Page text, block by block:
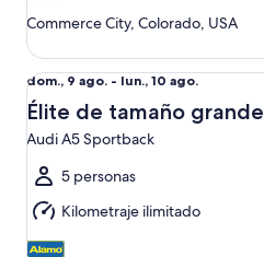
Commerce City, Colorado, USA
Del
dom.,
9
ago.
al
lun.,
10
ago.
dom., 9 ago. - lun., 10 ago.
Élite de tamaño
Audi A5 Sportback
5 personas
Kilometraje ilimitado
Élite de tamaño grande